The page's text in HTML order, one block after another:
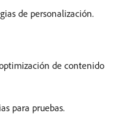
de personalización.
de contenido
para pruebas.